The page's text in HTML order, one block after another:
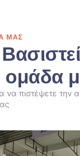
ΜΑΣ
να πιστέψετε την